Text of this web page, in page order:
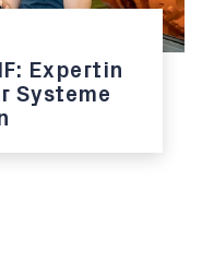
Expertin
Systeme